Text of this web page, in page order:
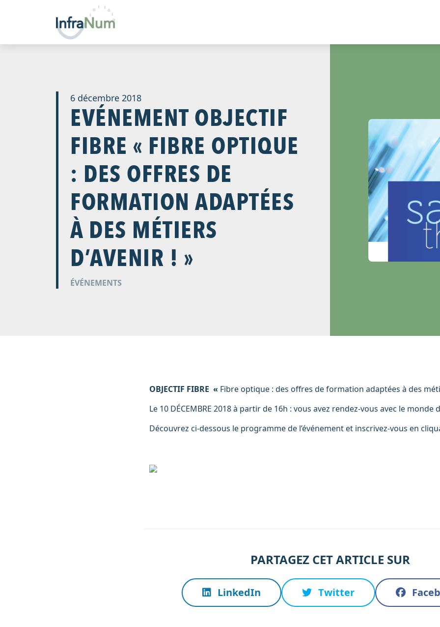
6 décembre 2018
EVÉNEMENT OBJECTIF
FIBRE « FIBRE OPTIQUE
: DES OFFRES DE
FORMATION ADAPTÉES
À DES MÉTIERS
D’AVENIR ! »
ÉVÉNEMENTS
OBJECTIF FIBRE « Fibre optique : des offres de formation adaptées à des
Le 10 DÉCEMBRE 2018 à partir de 16h : vous avez rendez-vous avec le monde
Découvrez ci-dessous le programme de l’événement et inscrivez-vous en
PARTAGEZ CET ARTICLE SUR
LinkedIn Twitter